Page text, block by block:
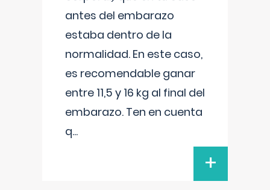
antes del embarazo
estaba dentro de la
normalidad. En este caso,
es recomendable ganar
entre 11,5 y 16 kg al final del
embarazo. Ten en cuenta
q...
+